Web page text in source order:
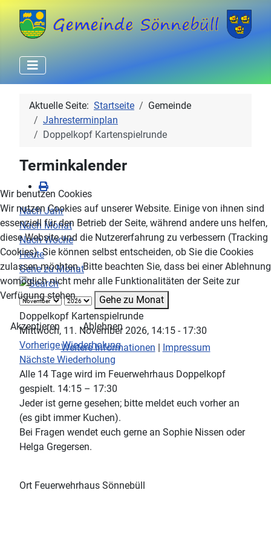
Aktuelle Seite: Startseite
Gemeinde
Jahresterminplan
Doppelkopf Kartenspielrunde
Terminkalender
Nach Jahr
Nach Monat
Nach Woche
Heute
Gehe zu Monat
Gehe zu Monat
Doppelkopf Kartenspielrunde
Mittwoch, 11. November 2026, 14:15 - 17:30
Vorherige Wiederholung
Nächste Wiederholung
Alle 14 Tage wird im Feuerwehrhaus Doppelkopf
gespielt. 14:15 – 17:30
Jeder ist gerne gesehen; bitte meldet euch vorher an
(es gibt immer Kuchen).
Bei Fragen wendet euch gerne an Sophie Nissen oder
Helga Gregersen.
Ort Feuerwehrhaus Sönnebüll
Wir benutzen Cookies
Wir nutzen Cookies auf unserer Website. Einige von ihnen sind
essenziell für den Betrieb der Seite, während andere uns helfen,
diese Website und die Nutzererfahrung zu verbessern (Tracking
Cookies). Sie können selbst entscheiden, ob Sie die Cookies
zulassen möchten. Bitte beachten Sie, dass bei einer Ablehnung
womöglich nicht mehr alle Funktionalitäten der Seite zur
Verfügung stehen.
Akzeptieren
Ablehnen
Weitere Informationen | Impressum